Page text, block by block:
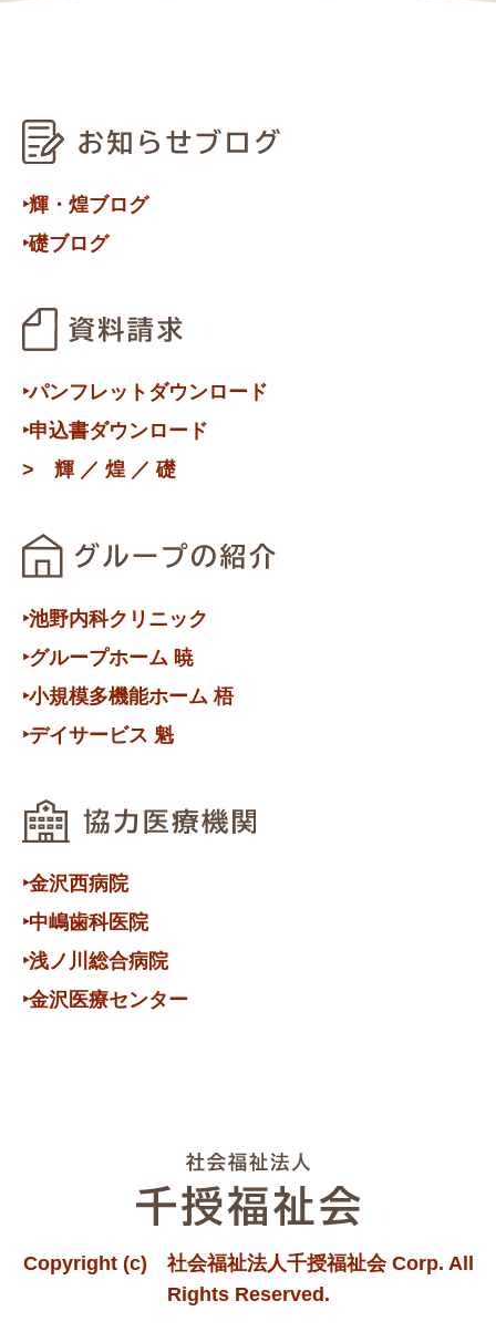
‣輝・煌ブログ
‣礎ブログ
‣パンフレットダウンロード
‣申込書ダウンロード
> 輝 ／ 煌／ 礎
‣池野内科クリニック
‣グループホーム 暁
‣小規模多機能ホーム 梧
‣デイサービス 魁
‣金沢西病院
‣中嶋歯科医院
‣浅ノ川総合病院
‣金沢医療センター
Copyright (c) 社会福祉法人千授福祉会 Corp. All
Rights Reserved.